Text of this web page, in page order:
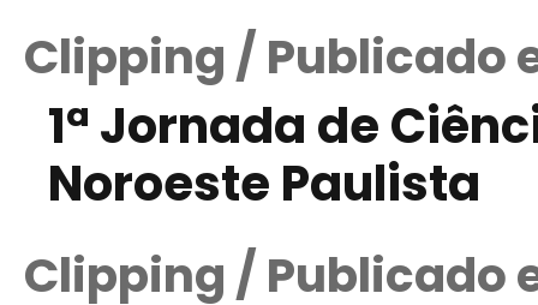
Clipping / Publicado
1ª Jornada de
Noroeste Paulista
Clipping / Publicado